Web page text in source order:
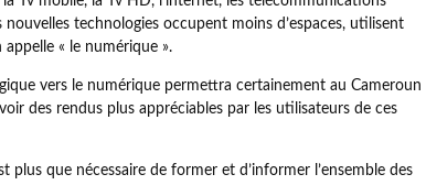
technologies occupent moins d’espaces, utilisent
appelle « le numérique ».
vers le numérique permettra certainement au Cameroun
des rendus plus appréciables par les utilisateurs de ces
plus que nécessaire de former et d’informer l’ensemble des